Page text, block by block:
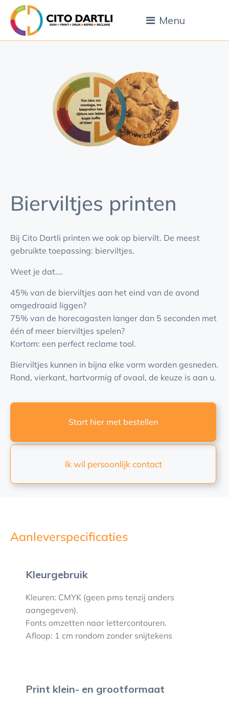
Menu
Bierviltjes printen
Bij Cito Dartli printen we ook op biervilt. De meest
gebruikte toepassing: bierviltjes.
Weet je dat….
45% van de bierviltjes aan het eind van de avond
omgedraaid liggen?
75% van de horecagasten langer dan 5 seconden met
één of meer bierviltjes spelen?
Kortom: een perfect reclame tool.
Bierviltjes kunnen in bijna elke vorm worden gesneden.
Rond, vierkant, hartvormig of ovaal, de keuze is aan u.
Start hier met bestellen
Ik wil persoonlijk contact
Aanleverspecificaties
Kleurgebruik
Kleuren: CMYK (geen pms tenzij anders
aangegeven).
Fonts omzetten naar lettercontouren.
Afloop: 1 cm rondom zonder snijtekens
Print klein- en grootformaat